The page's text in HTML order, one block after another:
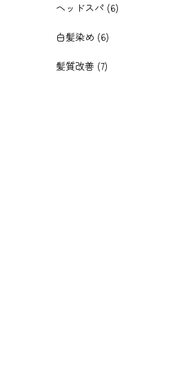
ヘッドスパ (6)
白髪染め (6)
髪質改善 (7)